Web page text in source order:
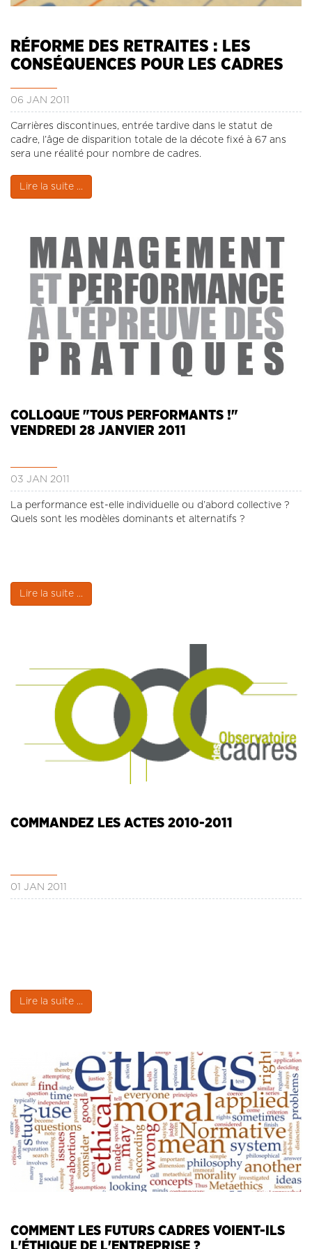
LE CREFAC
L’OBSERVATOIRE DES CADRES
RÉFORME DES RETRAITES : LES
CONSÉQUENCES POUR LES CADRES
06 JAN 2011
Carrières discontinues, entrée tardive dans le statut de
cadre, l’âge de disparition totale de la décote fixé à 67 ans
sera une réalité pour nombre de cadres.
Lire la suite ...
COLLOQUE "TOUS PERFORMANTS !"
VENDREDI 28 JANVIER 2011
03 JAN 2011
La performance est-elle individuelle ou d’abord collective ?
Quels sont les modèles dominants et alternatifs ?
Lire la suite ...
COMMANDEZ LES ACTES 2010-2011
01 JAN 2011
Lire la suite ...
COMMENT LES FUTURS CADRES VOIENT-ILS
L'ÉTHIQUE DE L'ENTREPRISE ?